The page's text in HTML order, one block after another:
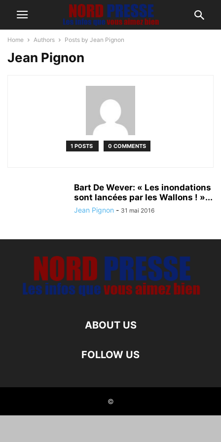
Home Authors Posts by Jean Pignon
Jean Pignon
1 POSTS 0 COMMENTS
Bart De Wever: « Les inondations
sont lancées par les Wallons ! »...
Jean Pignon - 31 mai 2016
ABOUT US
FOLLOW US
©